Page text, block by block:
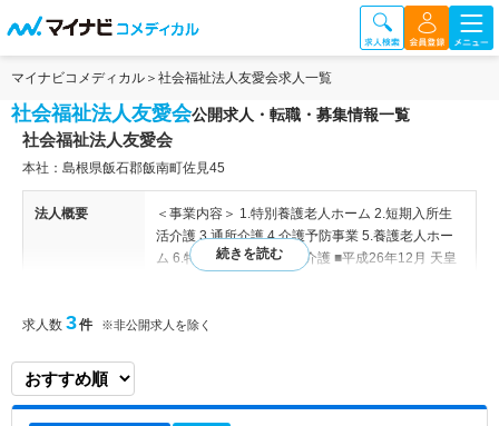
マイナビコメディカル 社会福祉法人友愛会求人一覧
社会福祉法人友愛会公開求人・転職・募集情報一覧
社会福祉法人友愛会
本社：島根県飯石郡飯南町佐見45
法人概要
＜事業内容＞ 1.特別養護老人ホーム 2.短期入所生
活介護 3.通所介護 4.介護予防事業 5.養護老人ホー
ム 6.特定施設入所者生活介護 ■平成26年12月 天皇
人ホーム 琴引の里、頓原町デイサービスセンターB
特色
求人数 3件 ※非公開求人を除く